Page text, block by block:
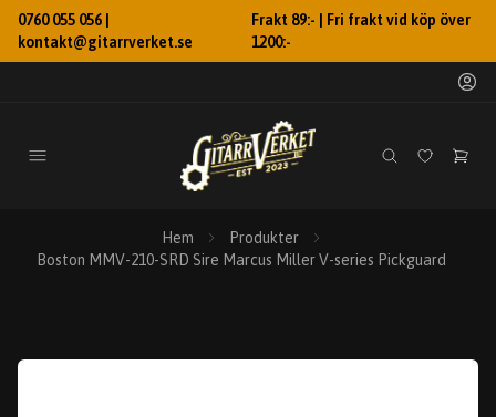
0760 055 056 |
kontakt@gitarrverket.se
Frakt 89:- | Fri frakt vid köp över
1200:-
Hem
Produkter
Boston MMV-210-SRD Sire Marcus Miller V-series Pickguard